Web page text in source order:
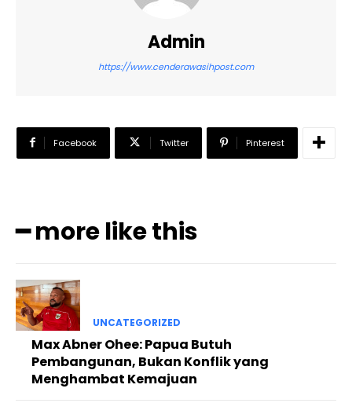
Admin
https://www.cenderawasihpost.com
Facebook Twitter Pinterest
━ more like this
UNCATEGORIZED
Max Abner Ohee: Papua Butuh
Pembangunan, Bukan Konflik yang
Menghambat Kemajuan